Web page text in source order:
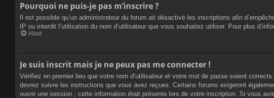
Pourquoi ne puis-je pas m’inscrire ?
Il est possible qu’un administrateur du forum ait désactivé les inscriptions afin
IP ou interdit l’utilisation du nom d’utilisateur que vous souhaitez utiliser. Pour plus
Haut
Je suis inscrit mais je ne peux pas me connecter !
Vérifiez en premier lieu que votre nom d’utilisateur et votre mot de passe soient
devrez suivre les instructions que vous avez reçues. Certains forums exigeront
ouvrir une session ; cette information était présente lors de votre inscription. Si vous